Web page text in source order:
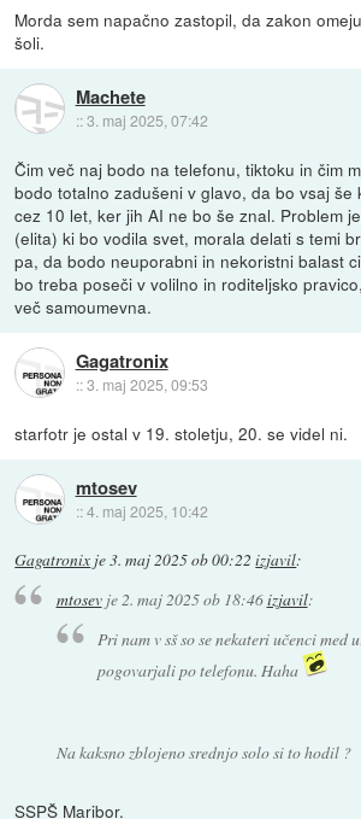
Morda sem napačno zastopil, da zakon
šoli.
Machete
::3. maj 2025, 07:42
Čim več naj bodo na telefonu, tiktoku in čim
bodo totalno zadušeni v glavo, da bo vsaj še
cez 10 let, ker jih AI ne bo še znal. Problem
(elita) ki bo vodila svet, morala delati s temi
pa, da bodo neuporabni in nekoristni balast
bo treba poseči v volilno in roditeljsko
več samoumevna.
Gagatronix
::3. maj 2025, 09:53
starfotr je ostal v 19. stoletju, 20. se videl ni.
mtosev
::4. maj 2025, 10:42
Gagatronix je3. maj 2025 ob 00:22 izjavil:
mtosevje2. maj 2025 ob 18:46izjavil:
Pri nam v sš so se nekateri učenci med
pogovarjali po telefonu. Haha
Na kaksno zblojeno srednjo solo si to hodil ?
SSPŠ Maribor.